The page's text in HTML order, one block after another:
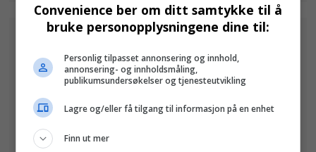
Convenience ber om ditt samtykke til å
bruke personopplysningene dine til:
Personlig tilpasset annonsering og innhold,
annonsering- og innholdsmåling,
publikumsundersøkelser og tjenesteutvikling
Lagre og/eller få tilgang til informasjon på en enhet
Finn ut mer